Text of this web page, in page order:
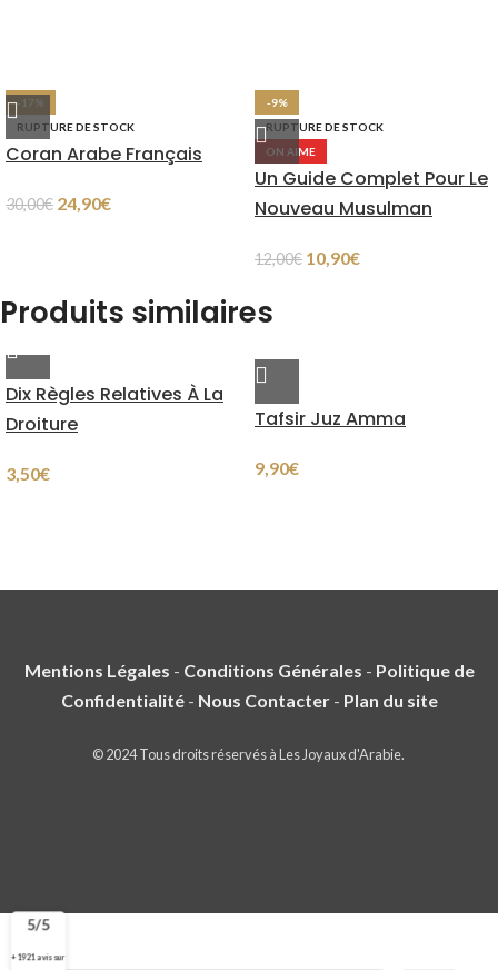
-17%
RUPTURE DE STOCK
Coran Arabe Français
30,00€ 24,90€
-9%
RUPTURE DE STOCK
ON AIME
Un Guide Complet Pour Le
Nouveau Musulman
12,00€ 10,90€
Produits similaires
Dix Règles Relatives À La
Droiture
3,50€
Tafsir Juz Amma
9,90€
Mentions Légales - Conditions Générales - Politique de
Confidentialité- Nous Contacter- Plan du site
© 2024 Tous droits réservés à Les Joyaux d'Arabie.
5/5
+ 1921 avis sur